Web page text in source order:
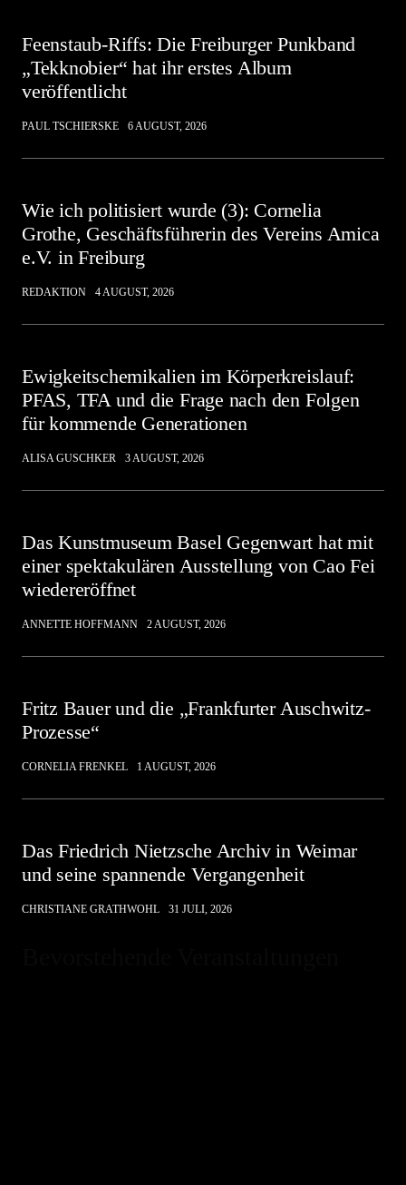
Feenstaub-Riffs: Die Freiburger Punkband
„Tekknobier“ hat ihr erstes Album
veröffentlicht
PAUL TSCHIERSKE 6 AUGUST, 2026
Wie ich politisiert wurde (3): Cornelia
Grothe, Geschäftsführerin des Vereins Amica
e.V. in Freiburg
REDAKTION 4 AUGUST, 2026
Ewigkeitschemikalien im Körperkreislauf:
PFAS, TFA und die Frage nach den Folgen
für kommende Generationen
ALISA GUSCHKER 3 AUGUST, 2026
Das Kunstmuseum Basel Gegenwart hat mit
einer spektakulären Ausstellung von Cao Fei
wiedereröffnet
ANNETTE HOFFMANN 2 AUGUST, 2026
Fritz Bauer und die „Frankfurter Auschwitz-
Prozesse“
CORNELIA FRENKEL 1 AUGUST, 2026
Das Friedrich Nietzsche Archiv in Weimar
und seine spannende Vergangenheit
CHRISTIANE GRATHWOHL 31 JULI, 2026